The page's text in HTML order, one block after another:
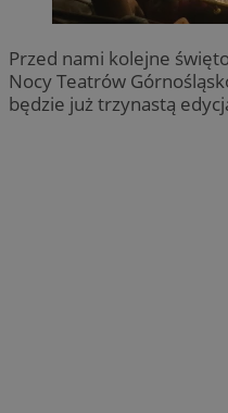
Przed nami kolejne
Nocy Teatrów
będzie już trzynastą